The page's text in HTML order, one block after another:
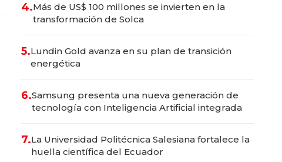
4.Más de US$ 100 millones se invierten en la
transformación de Solca
5.Lundin Gold avanza en su plan de transición
energética
6.Samsung presenta una nueva generación de
tecnología con Inteligencia Artificial integrada
7.La Universidad Politécnica Salesiana fortalece la
huella científica del Ecuador